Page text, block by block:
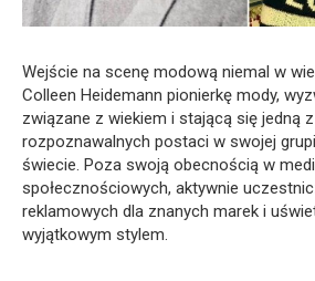
Wejście na scenę modową niemal w
Colleen Heidemann pionierkę mody,
związane z wiekiem i stającą się jedną
rozpoznawalnych postaci w swojej
świecie. Poza swoją obecnością w
społecznościowych, aktywnie
reklamowych dla znanych marek i
wyjątkowym stylem.